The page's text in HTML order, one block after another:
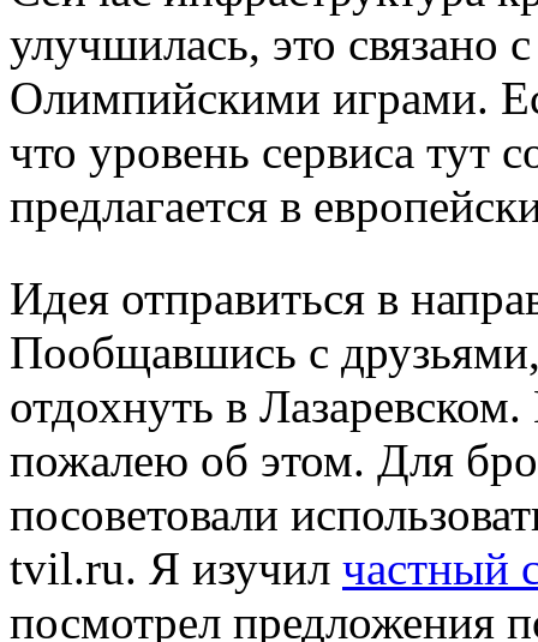
улучшилась, это
Олимпийскими играми.
что уровень сервиса тут
предлагается в
Идея отправиться в
Пообщавшись с
отдохнуть в
пожалею об этом. Для
посоветовали
tvil.ru. Я изучил частный
посмотрел предложения